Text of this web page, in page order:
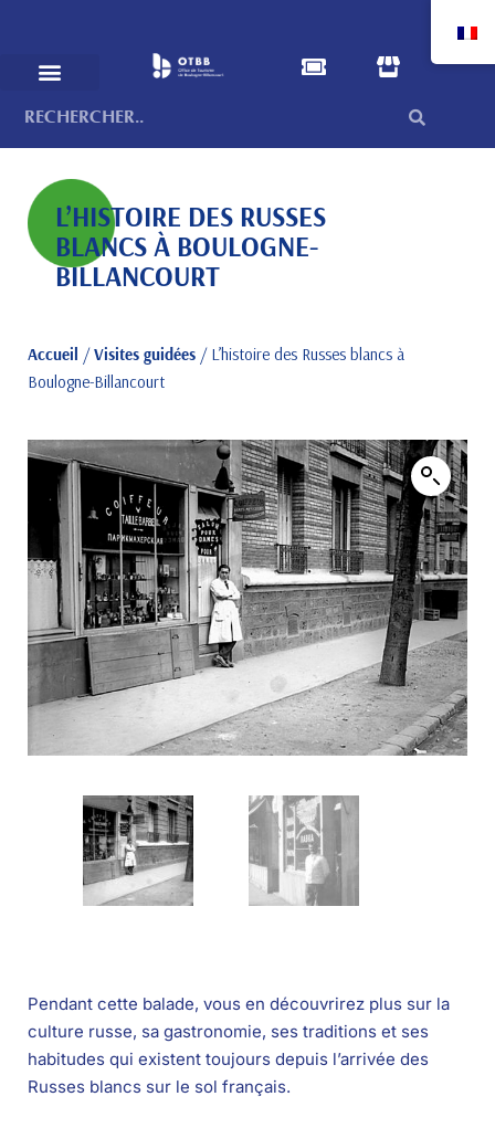
L’HISTOIRE DES RUSSES
BLANCS À BOULOGNE-
BILLANCOURT
Accueil /Visites guidées / L’histoire des Russes blancs à
Boulogne-Billancourt
Pendant cette balade, vous en découvrirez plus sur la
culture russe, sa gastronomie, ses traditions et ses
habitudes qui existent toujours depuis l’arrivée des
Russes blancs sur le sol français.